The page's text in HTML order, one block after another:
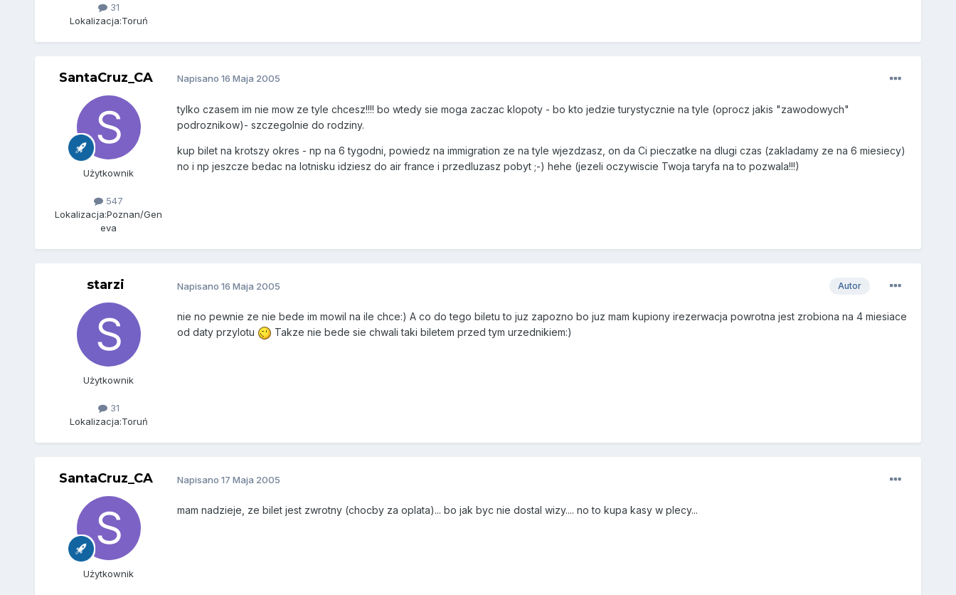
31
Lokalizacja:Toruń
SantaCruz_CA
Użytkownik
547
Lokalizacja:Poznan/Gen
eva
Napisano 16 Maja 2005
tylko czasem im nie mow ze tyle chcesz!!!! bo wtedy sie moga zaczac klopoty - bo kto jedzie turystycznie na tyle (oprocz jakis "zawodowych"
podroznikow)- szczegolnie do rodziny.
kup bilet na krotszy okres - np na 6 tygodni, powiedz na immigration ze na tyle wjezdzasz, on da Ci pieczatke na dlugi czas (zakladamy ze na 6 miesiecy)
no i np jeszcze bedac na lotnisku idziesz do air france i przedluzasz pobyt ;-) hehe (jezeli oczywiscie Twoja taryfa na to pozwala!!!)
starzi
Użytkownik
31
Lokalizacja:Toruń
Autor
Napisano 16 Maja 2005
nie no pewnie ze nie bede im mowil na ile chce:) A co do tego biletu to juz zapozno bo juz mam kupiony irezerwacja powrotna jest zrobiona na 4 miesiace
od daty przylotu
Takze nie bede sie chwali taki biletem przed tym urzednikiem:)
SantaCruz_CA
Użytkownik
Napisano 17 Maja 2005
mam nadzieje, ze bilet jest zwrotny (chocby za oplata)... bo jak byc nie dostal wizy.... no to kupa kasy w plecy...